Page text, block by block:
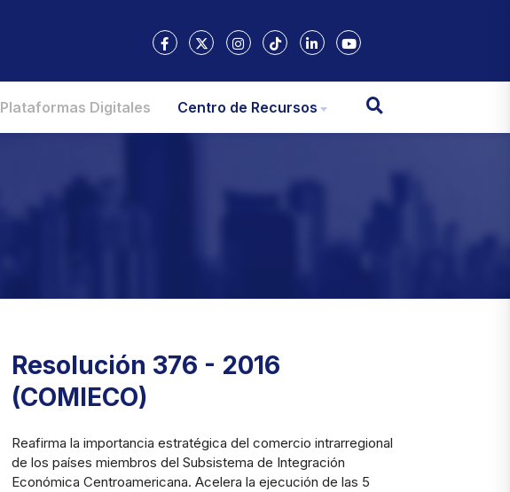
Plataformas Digitales Centro de Recursos
Resolución 376 - 2016
(COMIECO)
Reafirma la importancia estratégica del comercio intrarregional
de los países miembros del Subsistema de Integración
Económica Centroamericana. Acelera la ejecución de las 5